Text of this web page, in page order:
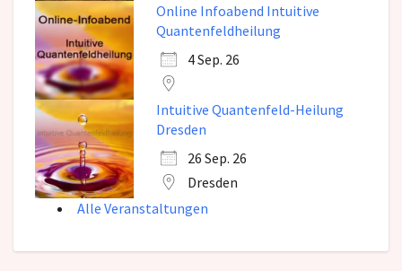
Online Infoabend Intuitive
Quantenfeldheilung
4 Sep. 26
Intuitive Quantenfeld-Heilung
Dresden
26 Sep. 26
Dresden
Alle Veranstaltungen